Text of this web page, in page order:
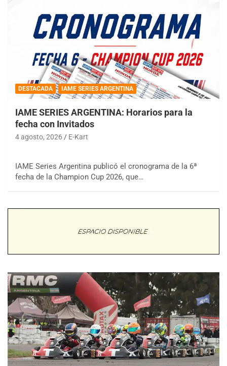
DESTACADA IAME SERIES ARGENTINA
IAME SERIES ARGENTINA: Horarios para la
fecha con Invitados
4 agosto, 2026 E-Kart
IAME Series Argentina publicó el cronograma de la 6ª
fecha de la Champion Cup 2026, que…